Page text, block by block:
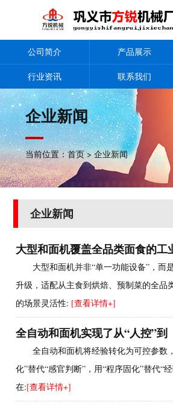
公司简介 产品展示
行业资讯 联系我们
企业新闻
当前位置：首页>企业新闻
企业新闻
大型和面机覆盖全品类面食的工
大型和面机并非“单一功能设备”，而
升级，适配从主食到烘焙、预制菜的全品
的场景灵活性: [查看详情+]
全自动和面机实现了从“人控”到
全自动和面机将经验转化为可控参数
化”替代“感官判断”，用“程序固化”替代“
在:[查看详情+]